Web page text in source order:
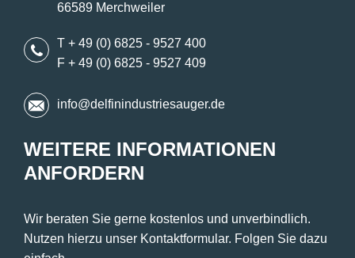
66589 Merchweiler
T + 49 (0) 6825 - 9527 400
F + 49 (0) 6825 - 9527 409
info@delfinindustriesauger.de
WEITERE INFORMATIONEN
ANFORDERN
Wir beraten Sie gerne kostenlos und unverbindlich.
Nutzen hierzu unser Kontaktformular. Folgen Sie dazu